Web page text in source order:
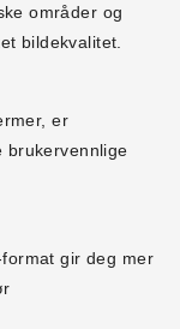
områder og
bildekvalitet.
er
brukervennlige
gir deg mer